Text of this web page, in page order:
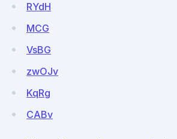
RYdH
MCG
VsBG
zwOJv
KqRg
CABv